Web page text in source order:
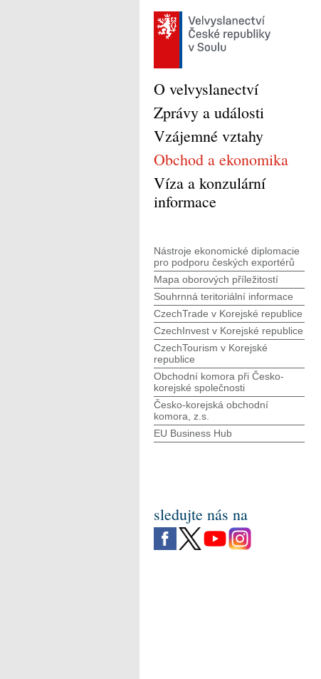
O velvyslanectví
Zprávy a události
Vzájemné vztahy
Obchod a ekonomika
Víza a konzulární
informace
Nástroje ekonomické diplomacie
pro podporu českých exportérů
Mapa oborových příležitostí
Souhrnná teritoriální informace
CzechTrade v Korejské republice
CzechInvest v Korejské republice
CzechTourism v Korejské
republice
Obchodní komora při Česko-
korejské společnosti
Česko-korejská obchodní
komora, z.s.
EU Business Hub
sledujte nás na